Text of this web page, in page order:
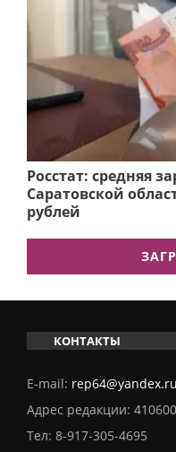
Росстат: средняя
Саратовской
рублей
КОНТАКТЫ
E-mail: rep64@yandex.ru
Адрес редакции:
Тел: 8-917-305-4695